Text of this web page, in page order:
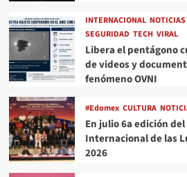
INTERNACIONAL NOTICIAS
SEGURIDAD TECH VIRAL
Libera el pentágono
de videos y
fenómeno OVNI
#Edomex CULTURA
En julio 6a edición
Internacional de las
2026